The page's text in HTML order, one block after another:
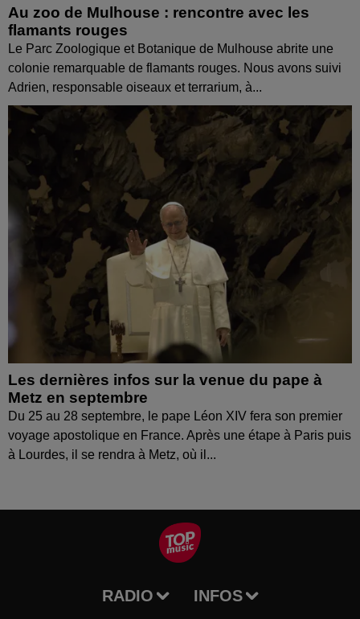
Au zoo de Mulhouse : rencontre avec les
flamants rouges
Le Parc Zoologique et Botanique de Mulhouse abrite une
colonie remarquable de flamants rouges. Nous avons suivi
Adrien, responsable oiseaux et terrarium, à...
Les dernières infos sur la venue du pape à
Metz en septembre
Du 25 au 28 septembre, le pape Léon XIV fera son premier
voyage apostolique en France. Après une étape à Paris puis
à Lourdes, il se rendra à Metz, où il...
RADIO INFOS